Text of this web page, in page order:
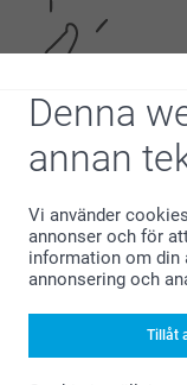
Denna
annan
Vi använder
annonser och för
information om din
annonsering och
Tillåt